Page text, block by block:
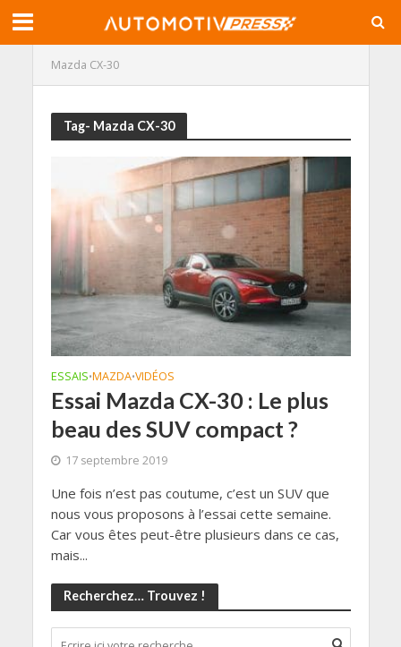
Mazda CX-30
Tag- Mazda CX-30
ESSAIS•MAZDA•VIDÉOS
Essai Mazda CX-30 : Le plus
beau des SUV compact ?
17 septembre 2019
Une fois n’est pas coutume, c’est un SUV que
nous vous proposons à l’essai cette semaine.
Car vous êtes peut-être plusieurs dans ce cas,
mais...
Recherchez… Trouvez !